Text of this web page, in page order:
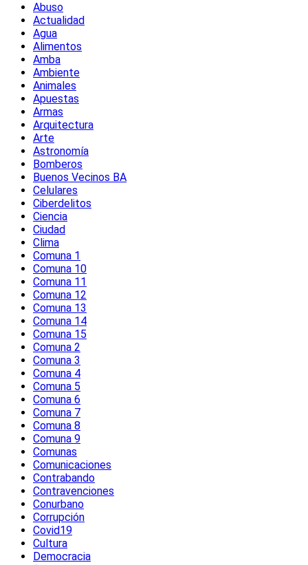
Abuso
Actualidad
Agua
Alimentos
Amba
Ambiente
Animales
Apuestas
Armas
Arquitectura
Arte
Astronomía
Bomberos
Buenos Vecinos BA
Celulares
Ciberdelitos
Ciencia
Ciudad
Clima
Comuna 1
Comuna 10
Comuna 11
Comuna 12
Comuna 13
Comuna 14
Comuna 15
Comuna 2
Comuna 3
Comuna 4
Comuna 5
Comuna 6
Comuna 7
Comuna 8
Comuna 9
Comunas
Comunicaciones
Contrabando
Contravenciones
Conurbano
Corrupción
Covid19
Cultura
Democracia